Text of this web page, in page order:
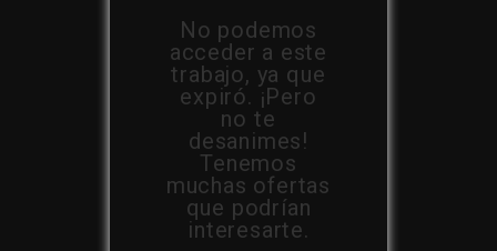
No podemos
acceder a este
trabajo, ya que
expiró. ¡Pero
no te
desanimes!
Tenemos
muchas ofertas
que podrían
interesarte.